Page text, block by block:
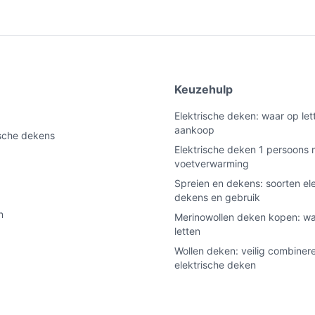
buitenlaag; praktisch in onderhoud
doen; volg de
uitschakelfunctie aanwezig voor
bij plaatsing en aansluiting.
bedienen en opbergen inbegrepen.
voor transport en opslaggewicht.
dekens
Keuzehulp
Elektrische deken: waar op
aankoop
Elektrische deken 1 persoons
voetverwarming
Spreien en dekens: soorten
dekens en gebruik
Merinowollen deken kopen:
letten
Wollen deken: veilig
elektrische deken